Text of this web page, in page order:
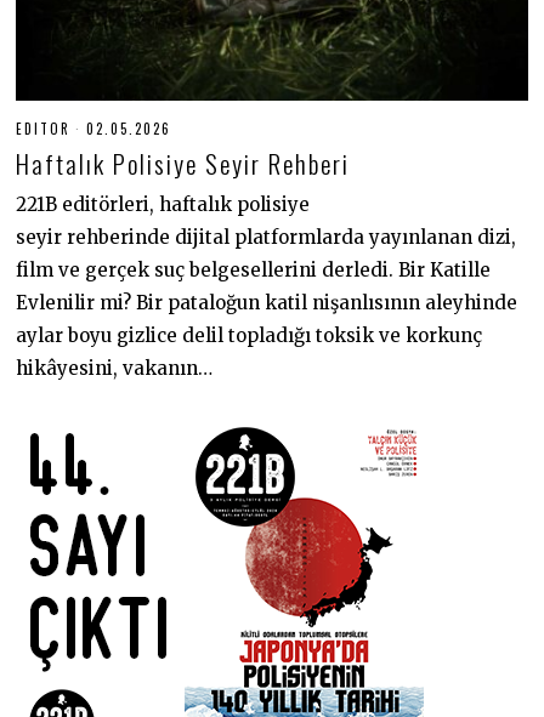
EDITOR 02.05.2026
.
0
5
2
2
Haftalık Polisiye Seyir Rehberi
221B editörleri, haftalık polisiye
seyir rehberinde dijital platformlarda yayınlanan dizi,
film ve gerçek suç belgesellerini derledi. Bir Katille
Evlenilir mi? Bir pataloğun katil nişanlısının aleyhinde
aylar boyu gizlice delil topladığı toksik ve korkunç
hikâyesini, vakanın…